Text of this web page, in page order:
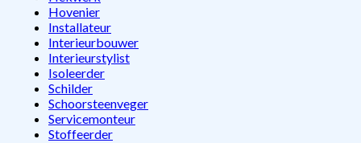
Hovenier
Installateur
Interieurbouwer
Interieurstylist
Isoleerder
Schilder
Schoorsteenveger
Servicemonteur
Stoffeerder